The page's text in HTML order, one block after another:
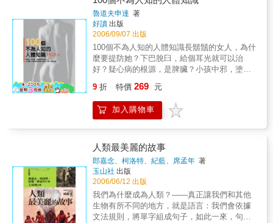
以科學根據探討男女生思考模式及生活習慣的
差異，讓人讀來有「喔～原來如此！」的收
穫。 2. 幽默有趣的Dr. 米山流獨特見解，告訴
你兩性相處女生要妥協、男生要忍耐。 3. 讀完
之後有助於男女雙方互相瞭解，不管你是苦惱
不知如何和異性來往，還是對謎樣的異性充滿
好奇，這都是 一本您必讀的書。
成負面影響。過去地方性文明以溫和方式利用
資源，讓資源得以補充、維持生息，是可以接
受的。但是二十世紀人類耗用資源的速度超過
了補充的速度。一個世紀之內全球經濟活動增
加了一百倍，使我們今天的環境資產快速損
耗，各領域的專家也都認為我們活在赤字當
中。過去我們瞭解的地方性環境破壞，不外乎
都市和工業化空氣污染、水域化學污染、和城
重，因為全球性生態系統起了變化。我們正在
改變地球生命的形式，然而此事對未來的影響
卻不太清楚。我們應該要擴大環境與健康議題
的範圍，研究工作應包括如何維持各種自然系
統，因為那才是人類生存、健康、和幸福的基
本依據。──第十章 全球環境變化【作者簡
介】Tony McMichael，流行病學教授，他對古
人類學和社會歷史也涉獵極博。在環境改變及
人類健康議題，獲極高評價深具影響力。
魯道夫申達 著
好讀 出版
2006/09/07 出版
100個不為人知的人體知識長鬍鬚的女人，為什
麼要提防她？下巴脫臼，給個耳光就可以治
好？疑心病的根源，是脾臟？小孩中邪，塗米
思？身體有自己的故事，也有自己的傳說
幾世紀以來，說故事的人拿來當作題材的配
角，無意間透漏了當時對人體的觀念與常識。
及身體的脆弱、美妙和禁忌。
9 折 特價 269 元
加入購物車
人類最美麗的故事
郎嘉念、柯洛特、紀藍、席孟年 著
玉山社 出版
2006/06/12 出版
我們為什麼成為人類？——真正讓我們和其他
生物有所不同的地方，就是語言：我們會依據
文法規則，將單字組成句子，如此一來，句子